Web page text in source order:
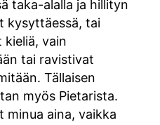
taka-alalla ja hillityn
kysyttäessä, tai
kieliä, vain
tai ravistivat
Tällaisen
myös Pietarista.
minua aina, vaikka